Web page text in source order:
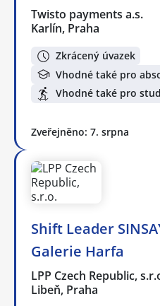
Twisto payments a.s.
Karlín, Praha
Zkrácený úvazek
Vhodné také pro
Vhodné také pro
Zveřejněno: 7. srpna
Shift Leader
Galerie Harfa
LPP Czech Republic,
Libeň, Praha